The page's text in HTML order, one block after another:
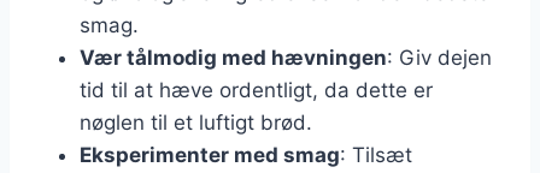
smag.
Vær tålmodig med hævningen: Giv dejen
tid til at hæve ordentligt, da dette er
nøglen til et luftigt brød.
Eksperimenter med smag: Tilsæt